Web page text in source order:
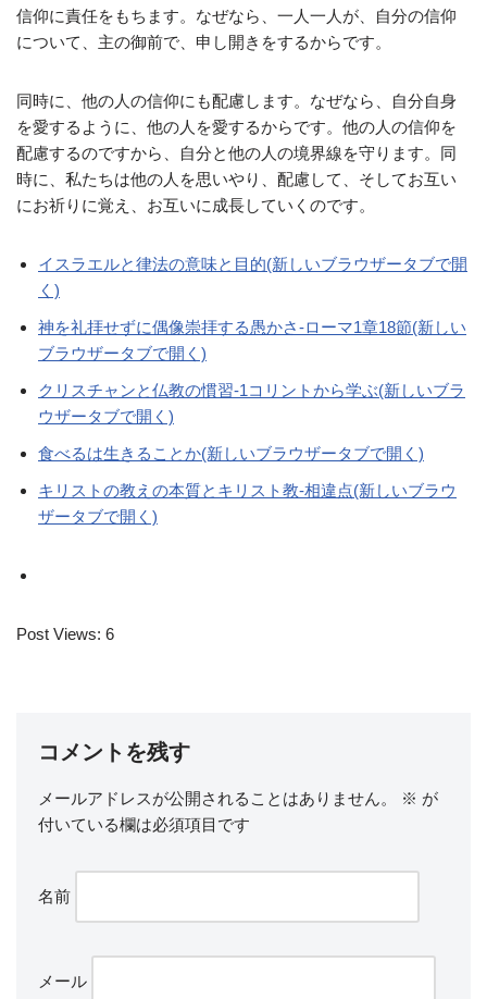
信仰に責任をもちます。なぜなら、一人一人が、自分の信仰
について、主の御前で、申し開きをするからです。
同時に、他の人の信仰にも配慮します。なぜなら、自分自身
を愛するように、他の人を愛するからです。他の人の信仰を
配慮するのですから、自分と他の人の境界線を守ります。同
時に、私たちは他の人を思いやり、配慮して、そしてお互い
にお祈りに覚え、お互いに成長していくのです。
イスラエルと律法の意味と目的(新しいブラウザータブで開
く)
神を礼拝せずに偶像崇拝する愚かさ-ローマ1章18節(新しい
ブラウザータブで開く)
クリスチャンと仏教の慣習-1コリントから学ぶ(新しいブラ
ウザータブで開く)
食べるは生きることか(新しいブラウザータブで開く)
キリストの教えの本質とキリスト教-相違点(新しいブラウ
ザータブで開く)
Post Views: 6
コメントを残す
メールアドレスが公開されることはありません。 ※ が
付いている欄は必須項目です
名前
メール